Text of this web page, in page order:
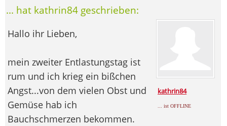
... hat kathrin84 geschrieben:
kathrin84
... ist OFFLINE
Hallo ihr Lieben,
mein zweiter Entlastungstag ist
rum und ich krieg ein bißchen
Angst...von dem vielen Obst und
Gemüse hab ich
Bauchschmerzen bekommen.